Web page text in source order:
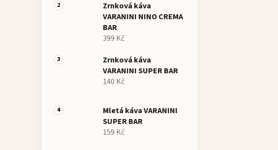
Zrnková káva
VARANINI NINO CREMA
BAR
399 Kč
Zrnková káva
VARANINI SUPER BAR
140 Kč
Mletá káva VARANINI
SUPER BAR
159 Kč